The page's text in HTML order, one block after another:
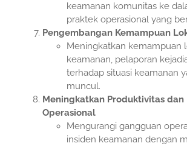
keamanan komunitas ke
praktek operasional yang
Pengembangan Kemampuan
Meningkatkan kemampuan
keamanan, pelaporan
terhadap situasi keamanan
muncul.
Meningkatkan Produktivitas dan
Operasional
Mengurangi gangguan
insiden keamanan dengan